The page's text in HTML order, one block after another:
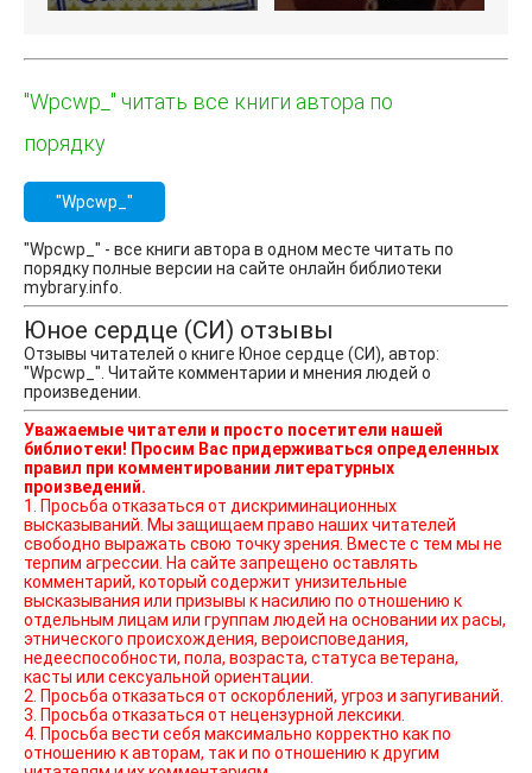
"Wpcwp_" читать все книги автора по
порядку
"Wpcwp_"
"Wpcwp_" - все книги автора в одном месте читать по
порядку полные версии на сайте онлайн библиотеки
mybrary.info.
Юное сердце (СИ) отзывы
Отзывы читателей о книге Юное сердце (СИ), автор:
"Wpcwp_". Читайте комментарии и мнения людей о
произведении.
Уважаемые читатели и просто посетители нашей
библиотеки! Просим Вас придерживаться определенных
правил при комментировании литературных
произведений.
1. Просьба отказаться от дискриминационных
высказываний. Мы защищаем право наших читателей
свободно выражать свою точку зрения. Вместе с тем мы не
терпим агрессии. На сайте запрещено оставлять
комментарий, который содержит унизительные
высказывания или призывы к насилию по отношению к
отдельным лицам или группам людей на основании их расы,
этнического происхождения, вероисповедания,
недееспособности, пола, возраста, статуса ветерана,
касты или сексуальной ориентации.
2. Просьба отказаться от оскорблений, угроз и запугиваний.
3. Просьба отказаться от нецензурной лексики.
4. Просьба вести себя максимально корректно как по
отношению к авторам, так и по отношению к другим